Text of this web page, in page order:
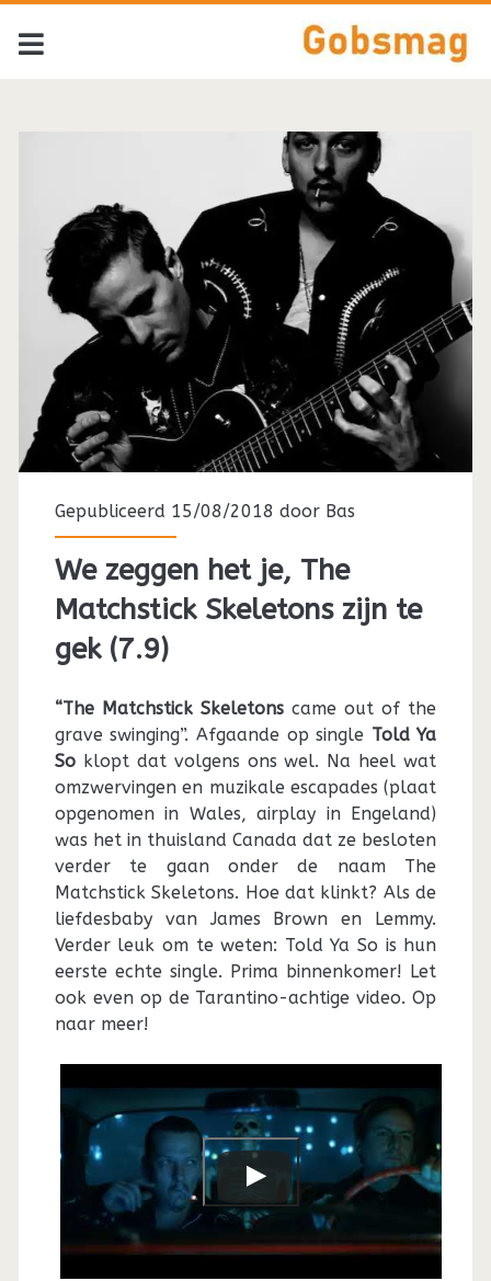
Gepubliceerd 15/08/2018 door Bas
We zeggen het je, The
Matchstick Skeletons zijn te
gek (7.9)
“The Matchstick Skeletonscame out of the
grave swinging”. Afgaande op single Told Ya
Soklopt dat volgens ons wel. Na heel wat
omzwervingen en muzikale escapades (plaat
opgenomen in Wales, airplay in Engeland)
was het in thuisland Canada dat ze besloten
verder te gaan onder de naam The
Matchstick Skeletons. Hoe dat klinkt? Als de
liefdesbaby van James Brown en Lemmy.
Verder leuk om te weten: Told Ya So is hun
eerste echte single. Prima binnenkomer! Let
ook even op de Tarantino-achtige video. Op
naar meer!